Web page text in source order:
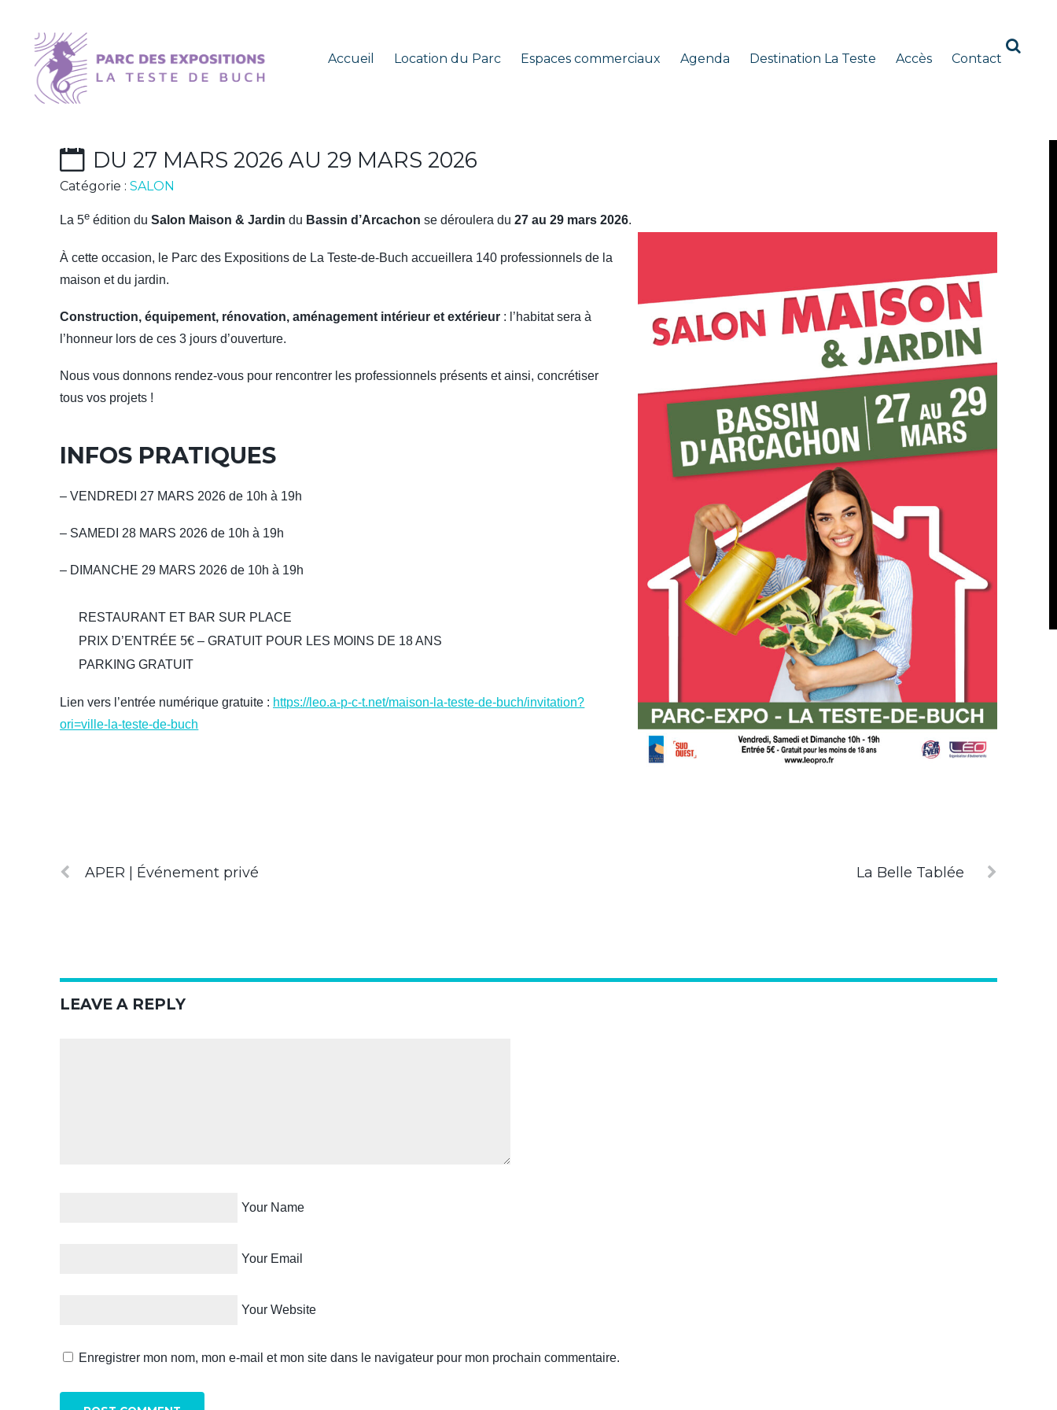
Accueil Location du Parc Espaces commerciaux Agenda Destination La Teste Accès Contact
DU 27 MARS 2026 AU 29 MARS 2026
Catégorie :SALON
La 5e édition duSalon Maison & Jardin du Bassin d’Arcachon se déroulera du27 au 29 mars 2026.
À cette occasion, le Parc des Expositions de La Teste-de-Buch accueillera 140 professionnels de la
maison et du jardin.
Construction, équipement, rénovation, aménagement intérieur et extérieur : l’habitat sera à
l’honneur lors de ces 3 jours d’ouverture.
Nous vous donnons rendez-vous pour rencontrer les professionnels présents et ainsi, concrétiser
tous vos projets !
INFOS PRATIQUES
– VENDREDI 27 MARS 2026 de 10h à 19h
– SAMEDI 28 MARS 2026 de 10h à 19h
– DIMANCHE 29 MARS 2026 de 10h à 19h
RESTAURANT ET BAR SUR PLACE
PRIX D’ENTRÉE 5€ – GRATUIT POUR LES MOINS DE 18 ANS
PARKING GRATUIT
Lien vers l’entrée numérique gratuite : https://leo.a-p-c-t.net/maison-la-teste-de-buch/invitation?
ori=ville-la-teste-de-buch
APER | Événement privé La Belle Tablée
LEAVE A REPLY
Your Name
Your Email
Your Website
Enregistrer mon nom, mon e-mail et mon site dans le navigateur pour mon prochain commentaire.